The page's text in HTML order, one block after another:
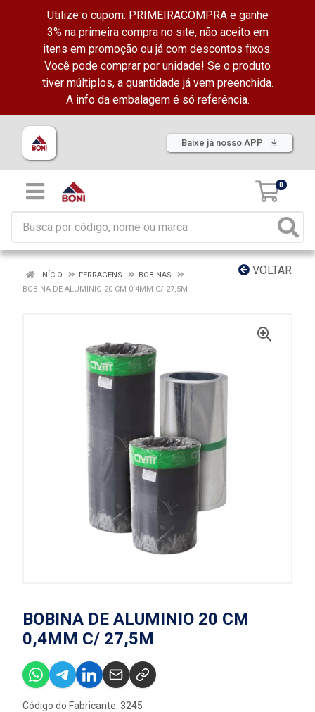
Utilize o cupom: PRIMEIRACOMPRA e ganhe
3% na primeira compra no site, não aceito em
itens em promoção ou já com descontos fixos.
Você pode comprar por unidade! Se o produto
tiver múltiplos, a quantidade já vem preenchida.
A info da embalagem é só referência.
Baixe já nosso APP
0
VOLTAR
INÍCIO FERRAGENS
BOBINAS
BOBINA DE ALUMINIO 20 CM 0,4MM C/ 27,5M
BOBINA DE ALUMINIO 20 CM
0,4MM C/ 27,5M
Código do Fabricante: 3245